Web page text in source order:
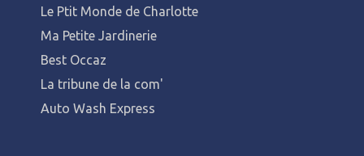
Le Ptit Monde de Charlotte
Ma Petite Jardinerie
Best Occaz
La tribune de la com'
Auto Wash Express